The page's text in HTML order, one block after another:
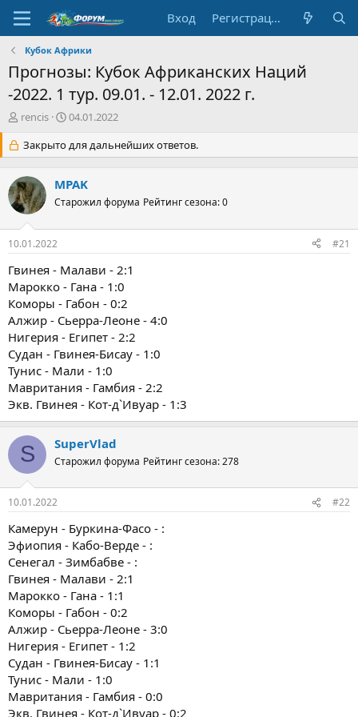
Вход Регистрация
Кубок Африки
Прогнозы: Кубок Африканских Наций
-2022. 1 тур. 09.01. - 12.01. 2022 г.
А
т
о
р
т
е
м
ы
rencis
Д
т
а
а
ч
л
04.01.2022
Закрыто для дальнейших ответов.
MPAK
Старожил форума Рейтинг сезона: 0
10.01.2022 #21
Гвинея - Малави - 2:1
Марокко - Гана - 1:0
Коморы - Габон - 0:2
Алжир - Сьерра-Леоне - 4:0
Нигерия - Египет - 2:2
Судан - Гвинея-Бисау - 1:0
Тунис - Мали - 1:0
Мавритания - Гамбия - 2:2
Экв. Гвинея - Кот-д`Ивуар - 1:3
S SuperVlad
Старожил форума Рейтинг сезона: 278
10.01.2022 #22
Камерун - Буркина-Фасо - :
Эфиопия - Кабо-Верде - :
Сенегал - Зимбабве - :
Гвинея - Малави - 2:1
Марокко - Гана - 1:1
Коморы - Габон - 0:2
Алжир - Сьерра-Леоне - 3:0
Нигерия - Египет - 1:2
Судан - Гвинея-Бисау - 1:1
Тунис - Мали - 1:0
Мавритания - Гамбия - 0:0
Экв. Гвинея - Кот-д`Ивуар - 0:2